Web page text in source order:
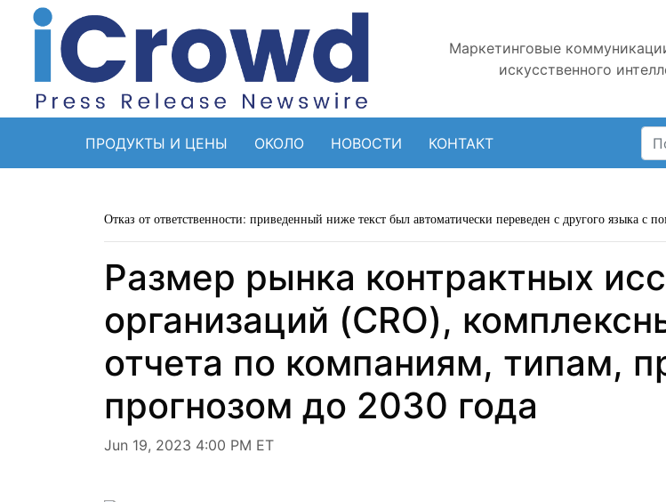
Маркетинговые
искусственного
ПРОДУКТЫ И ЦЕНЫ ОКОЛО НОВОСТИ КОНТАКТ
Отказ от ответственности: приведенный ниже текст был автоматически переведен с другого языка с
Размер рынка контрактных
организаций (CRO),
отчета по компаниям, типам,
прогнозом до 2030 года
Jun 19, 2023 4:00 PM ET